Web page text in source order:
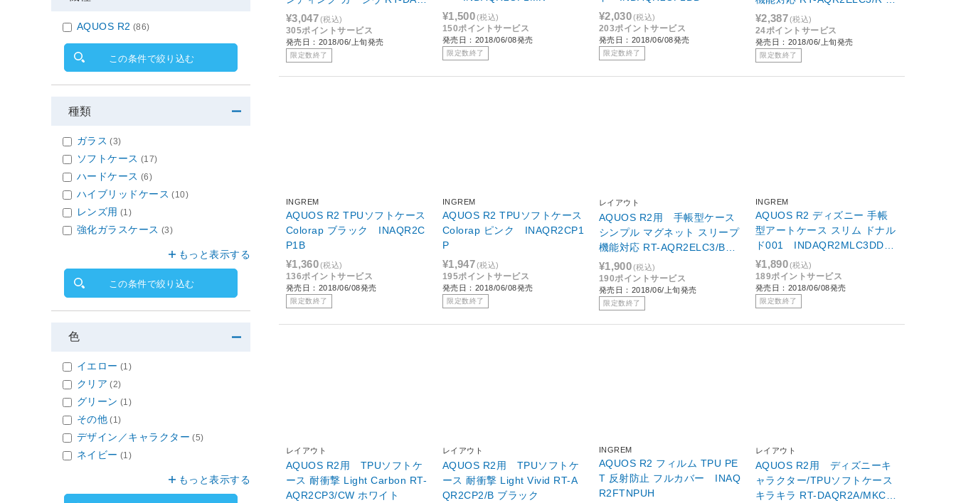
R2T/MN ミニー
¥3,047(税込)
305ポイントサービス
発売日：2018/06/上旬発売
限定数終了
¥1,500(税込)
150ポイントサービス
発売日：2018/06/08発売
限定数終了
¥2,030(税込)
203ポイントサービス
発売日：2018/06/08発売
限定数終了
ッド
¥2,387(税込)
24ポイントサービス
発売日：2018/06/上旬発売
限定数終了
INGREM
AQUOS R2 TPUソフトケース
Colorap ブラック INAQR2C
P1B
¥1,360(税込)
136ポイントサービス
発売日：2018/06/08発売
限定数終了
INGREM
AQUOS R2 TPUソフトケース
Colorap ピンク INAQR2CP1
P
¥1,947(税込)
195ポイントサービス
発売日：2018/06/08発売
限定数終了
レイアウト
AQUOS R2用 手帳型ケース
シンプル マグネット スリープ
機能対応 RT-AQR2ELC3/BR
ブラック/レッド
¥1,900(税込)
190ポイントサービス
発売日：2018/06/上旬発売
限定数終了
INGREM
AQUOS R2 ディズニー 手帳
型アートケース スリム ドナル
ド001 INDAQR2MLC3DD00
1
¥1,890(税込)
189ポイントサービス
発売日：2018/06/08発売
限定数終了
レイアウト
AQUOS R2用 TPUソフトケ
ース 耐衝撃 Light Carbon RT-
AQR2CP3/CW ホワイト
レイアウト
AQUOS R2用 TPUソフトケ
ース 耐衝撃 Light Vivid RT-A
QR2CP2/B ブラック
INGREM
AQUOS R2 フィルム TPU PE
T 反射防止 フルカバー INAQ
R2FTNPUH
レイアウト
AQUOS R2用 ディズニーキ
ャラクター/TPUソフトケース
キラキラ RT-DAQR2A/MKCM
AQUOS R2 (86)
この条件で絞り込む
種類
ガラス (3)
ソフトケース (17)
ハードケース (6)
ハイブリッドケース (10)
レンズ用 (1)
強化ガラスケース (3)
もっと表示する
この条件で絞り込む
色
イエロー (1)
クリア (2)
グリーン (1)
その他 (1)
デザイン／キャラクター (5)
ネイビー (1)
もっと表示する